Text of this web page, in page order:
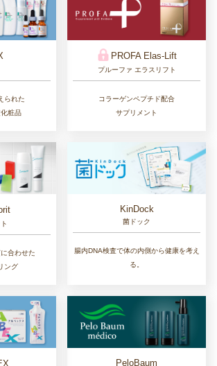
だ
プリメント
髪のボリュームにお悩みの
すべての方へ届けるヘアブランド
は
意志を
性
ドクタービタミン
肌荒れも乾燥もよせつけない、ゆらがな
い肌を育む
キン
いた
ブランド
AMEDIO+
アメディオ
美容液とフェイスマスクの併用で
肌を育てる新しいスキンケア